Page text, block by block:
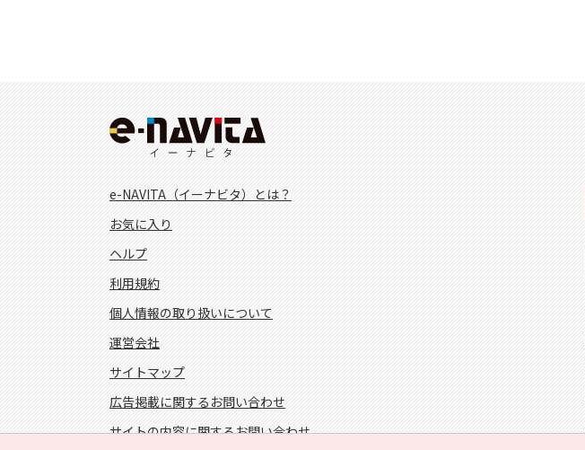
e-NAVITA（イーナビタ）とは？
お気に入り
ヘルプ
利用規約
個人情報の取り扱いについて
運営会社
サイトマップ
広告掲載に関するお問い合わせ
サイトの内容に関するお問い合わせ